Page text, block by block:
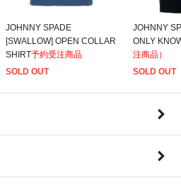
JOHNNY SPADE
[SWALLOW] OPEN COLLAR
SHIRT予約受注商品
SOLD OUT
JOHNNY
ONLY
注商品）
SOLD OUT